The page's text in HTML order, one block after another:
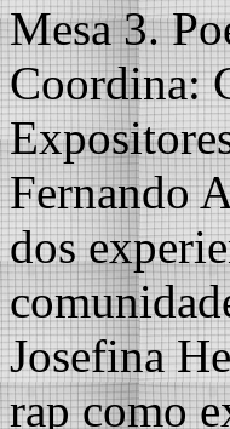
Mesa 3.
Coordina:
Fernando
dos
Josefina
rap como